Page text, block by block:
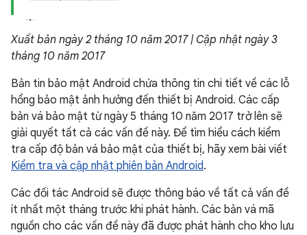
Xuất bản ngày 2 tháng 10 năm 2017 | Cập nhật ngày 3
tháng 10 năm 2017
Bản tin bảo mật Android chứa thông tin chi tiết về các lỗ
hổng bảo mật ảnh hưởng đến thiết bị Android. Các cấp
bản vá bảo mật từ ngày 5 tháng 10 năm 2017 trở lên sẽ
giải quyết tất cả các vấn đề này. Để tìm hiểu cách kiểm
tra cấp độ bản vá bảo mật của thiết bị, hãy xem bài viết
Kiểm tra và cập nhật phiên bản Android.
Các đối tác Android sẽ được thông báo về tất cả vấn đề
ít nhất một tháng trước khi phát hành. Các bản vá mã
nguồn cho các vấn đề này đã được phát hành cho kho lưu